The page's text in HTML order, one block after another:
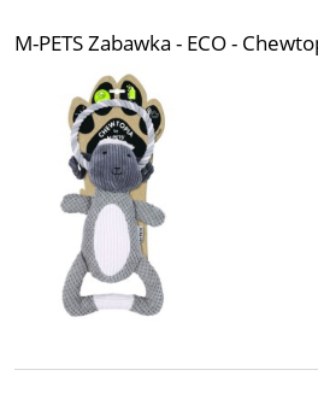
M-PETS Zabawka - ECO -